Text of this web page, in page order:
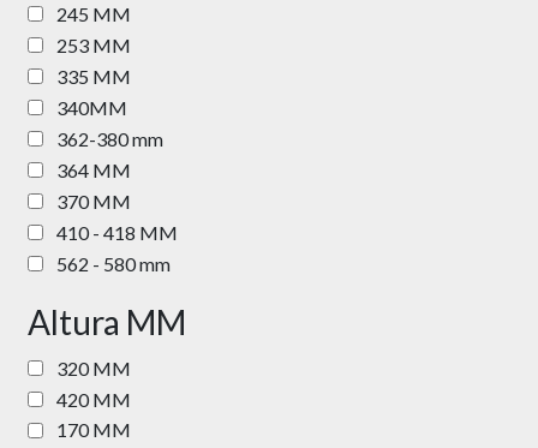
245 MM
253 MM
335 MM
340MM
362-380 mm
364 MM
370 MM
410 - 418 MM
562 - 580 mm
Altura MM
320 MM
420 MM
170 MM